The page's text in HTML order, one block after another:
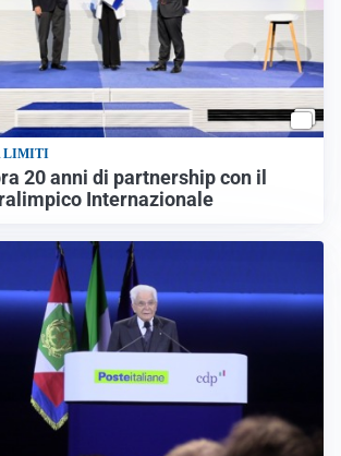
LIMITI
20 anni di partnership con il
Internazionale